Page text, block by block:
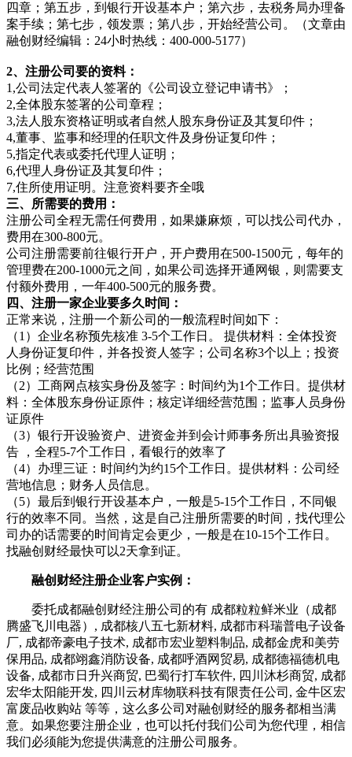
四章；第五步，到银行开设基本户；第六步，去税务局办理备
案手续；第七步，领发票；第八步，开始经营公司。（文章由
融创财经编辑：24小时热线：400-000-5177）
2、注册公司要的资料：
1,公司法定代表人签署的《公司设立登记申请书》；
2,全体股东签署的公司章程；
3,法人股东资格证明或者自然人股东身份证及其复印件；
4,董事、监事和经理的任职文件及身份证复印件；
5,指定代表或委托代理人证明；
6,代理人身份证及其复印件；
7,住所使用证明。注意资料要齐全哦
三、所需要的费用：
注册公司全程无需任何费用，如果嫌麻烦，可以找公司代办，
费用在300-800元。
公司注册需要前往银行开户，开户费用在500-1500元，每年的
管理费在200-1000元之间，如果公司选择开通网银，则需要支
付额外费用，一年400-500元的服务费。
四、注册一家企业要多久时间：
正常来说，注册一个新公司的一般流程时间如下：
（1）企业名称预先核准 3-5个工作日。 提供材料：全体投资
人身份证复印件，并各投资人签字；公司名称3个以上；投资
比例；经营范围
（2）工商网点核实身份及签字：时间约为1个工作日。提供材
料：全体股东身份证原件；核定详细经营范围；监事人员身份
证原件
（3）银行开设验资户、进资金并到会计师事务所出具验资报
告 ，全程5-7个工作日，看银行的效率了
（4）办理三证：时间约为约15个工作日。提供材料：公司经
营地信息；财务人员信息。
（5）最后到银行开设基本户，一般是5-15个工作日，不同银
行的效率不同。当然，这是自己注册所需要的时间，找代理公
司办的话需要的时间肯定会更少，一般是在10-15个工作日。
找融创财经最快可以2天拿到证。
融创财经注册企业客户实例：
委托成都融创财经注册公司的有 成都粒粒鲜米业（成都
腾盛飞川电器）, 成都核八五七新材料, 成都市科瑞普电子设备
厂, 成都帝豪电子技术, 成都市宏业塑料制品, 成都金虎和美劳
保用品, 成都翊鑫消防设备, 成都呼酒网贸易, 成都德福德机电
设备, 成都市日升兴商贸, 巴蜀行打车软件, 四川沐杉商贸, 成都
宏华太阳能开发, 四川云材库物联科技有限责任公司, 金牛区宏
富废品收购站 等等，这么多公司对融创财经的服务都相当满
意。如果您要注册企业，也可以托付我们公司为您代理，相信
我们必须能为您提供满意的注册公司服务。